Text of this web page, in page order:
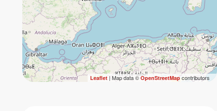
Leaflet| Map data ©OpenStreetMapcontributors